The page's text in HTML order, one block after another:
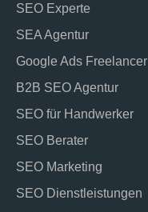
SEO Experte
SEA Agentur
Google Ads Freelancer
B2B SEO Agentur
SEO für Handwerker
SEO Berater
SEO Marketing
SEO Dienstleistungen